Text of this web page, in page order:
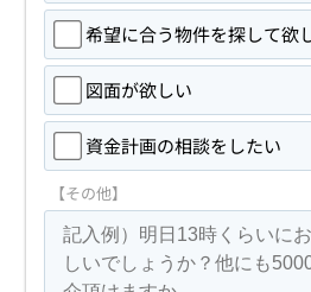
希望に合う物件を探して欲
図面が欲しい
資金計画の相談をしたい
【その他】